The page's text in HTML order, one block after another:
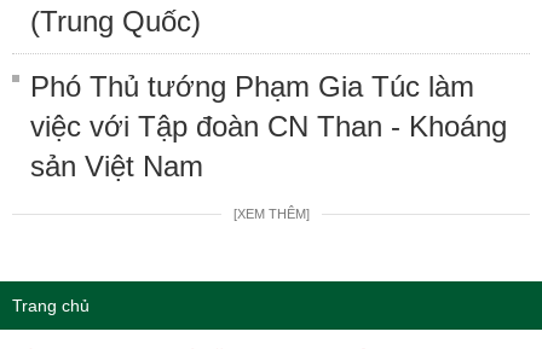
(Trung Quốc)
Phó Thủ tướng Phạm Gia Túc làm
việc với Tập đoàn CN Than - Khoáng
sản Việt Nam
[XEM THÊM]
Trang chủ